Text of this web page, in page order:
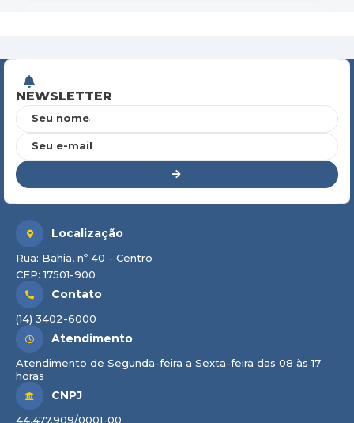
NEWSLETTER
Seu nome
Seu e-mail
Localização
Rua: Bahia, nº 40 - Centro
CEP: 17501-900
Contato
(14) 3402-6000
Atendimento
Atendimento de Segunda-feira a Sexta-feira das 08 às 17
horas
CNPJ
44.477.909/0001-00